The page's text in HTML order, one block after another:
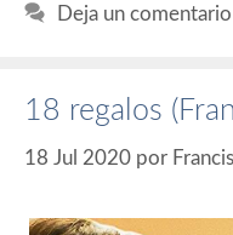
Deja un comentario
18 regalos
18 Jul 2020 por